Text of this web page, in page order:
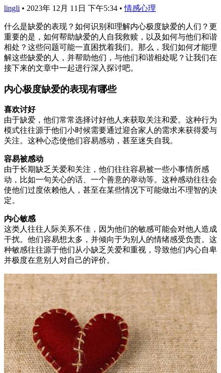
lingli • 2023年 12月 11日 下午5:34 • 情感心理
什么是缺爱的表现？如何识别和理解内心极度缺爱的人们？更
重要的是，如何帮助缺爱的人自我救赎，以及如何与他们和谐
相处？这些问题可能一直困扰着我们。那么，我们如何才能理
解这些缺爱的人，并帮助他们，与他们和谐相处呢？让我们在
接下来的文章中一起进行深入探讨吧。
内心极度缺爱的表现有哪些
喜欢讨好
由于缺爱，他们常常选择讨好他人来获取关注和爱。这种行为
模式往往源于他们小时候需要通过迎合家人的需求来获得爱与
关注。这种心态使他们容易感动，甚至迷失自我。
容易被感动
由于长期缺乏关爱和关注，他们往往容易被一些小事情所感
动，比如一句关心的话、一个善意的举动等。这种感动往往会
使他们过度依赖他人，甚至在某些情况下可能做出不理智的决
定。
内心敏感
这类人往往人际关系不佳，因为他们的敏感可能会对他人造成
干扰。他们容易想太多，并倾向于为别人的情绪感受负责。这
种敏感往往源于他们从小缺乏关爱和重视，导致他们内心自卑
并极度在意别人对自己的评价。